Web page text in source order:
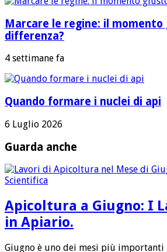
Marcare le regine: il momento
differenza?
4 settimane fa
Quando formare i nuclei di api
6 Luglio 2026
Guarda anche
Apicoltura a Giugno: I
in Apiario.
Giugno è uno dei mesi più importanti